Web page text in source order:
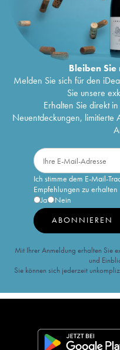
Bleiben
Melden Sie sich für den
Sie unsere
Erhalten Sie direkt
Neuentdeckungen, limitierte
Ich stimme dem E-Mail-
Empfehlungen zu erhalten
Ja
Nein
ABONNIEREN
Mit Ihrer Anmeldung erhalten Sie
und
Sie können sich jederzeit